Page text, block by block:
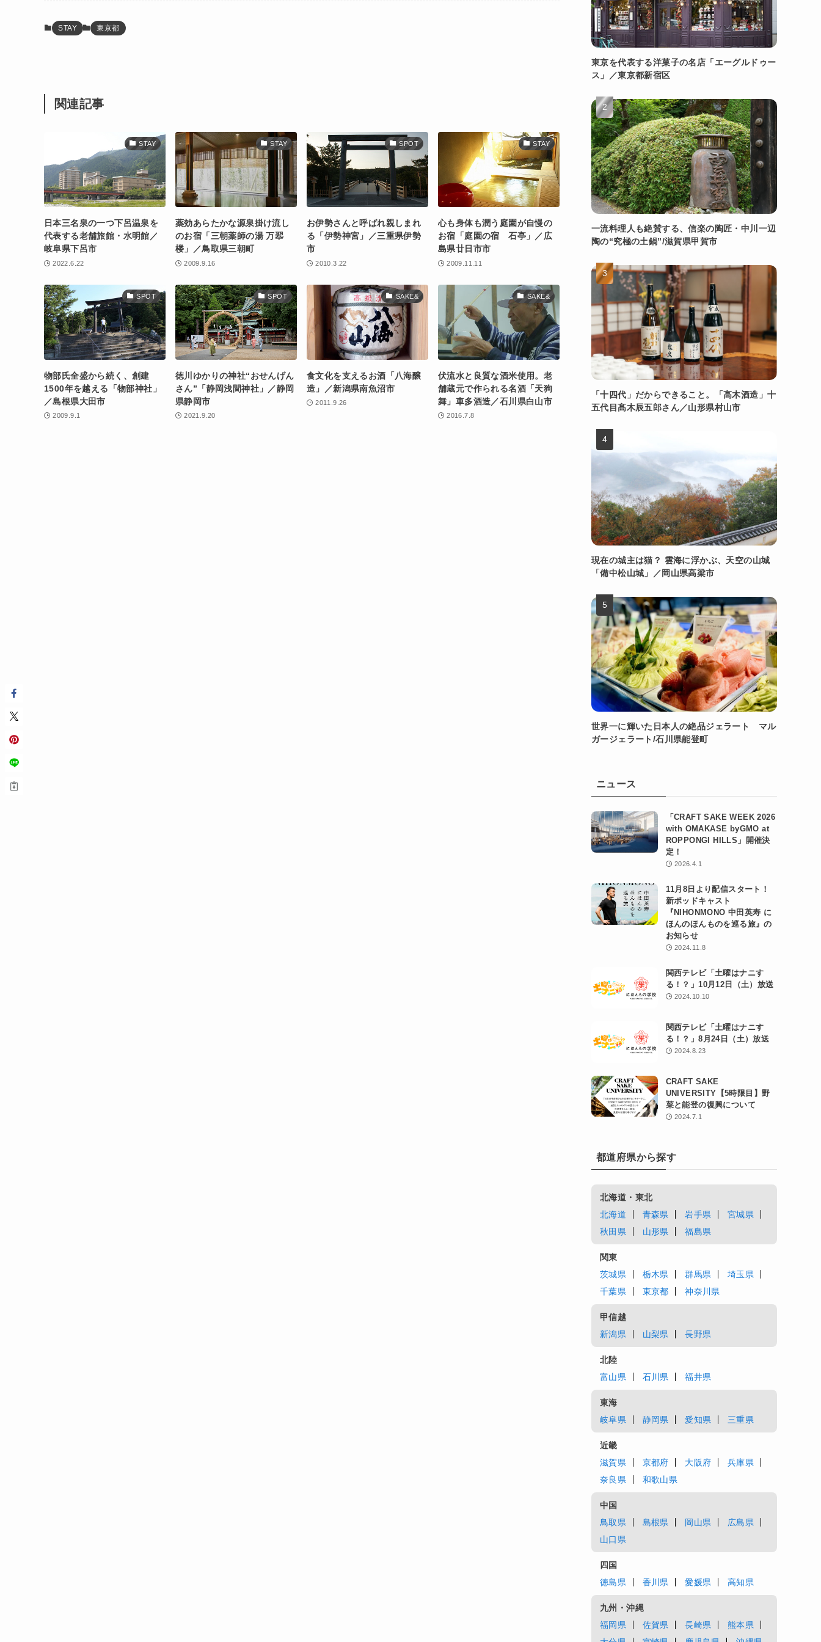
STAY 東京都
関連記事
STAY
日本三名泉の一つ下呂温泉を
代表する老舗旅館・水明館／
岐阜県下呂市
2022.6.22
STAY
薬効あらたかな源泉掛け流し
のお宿「三朝薬師の湯 万翆
楼」／鳥取県三朝町
2009.9.16
SPOT
お伊勢さんと呼ばれ親しまれ
る「伊勢神宮」／三重県伊勢
市
2010.3.22
STAY
心も身体も潤う庭園が自慢の
お宿「庭園の宿 石亭」／広
島県廿日市市
2009.11.11
SPOT
物部氏全盛から続く、創建
1500年を越える「物部神社」
／島根県大田市
2009.9.1
SPOT
徳川ゆかりの神社“おせんげん
さん”「静岡浅間神社」／静岡
県静岡市
2021.9.20
SAKE&
食文化を支えるお酒「八海醸
造」／新潟県南魚沼市
2011.9.26
SAKE&
伏流水と良質な酒米使用。老
舗蔵元で作られる名酒「天狗
舞」車多酒造／石川県白山市
2016.7.8
東京を代表する洋菓子の名店「エーグルドゥー
ス」／東京都新宿区
一流料理人も絶賛する、信楽の陶匠・中川一辺
陶の“究極の土鍋”/滋賀県甲賀市
「十四代」だからできること。「高木酒造」十
五代目髙木辰五郎さん／山形県村山市
現在の城主は猫？ 雲海に浮かぶ、天空の山城
「備中松山城」／岡山県高梁市
世界一に輝いた日本人の絶品ジェラート マル
ガージェラート/石川県能登町
ニュース
「CRAFT SAKE WEEK 2026
with OMAKASE byGMO at
ROPPONGI HILLS」開催決
定！
2026.4.1
11月8日より配信スタート！
新ポッドキャスト
『NIHONMONO 中田英寿 に
ほんのほんものを巡る旅』の
お知らせ
2024.11.8
関西テレビ「土曜はナニす
る！？」10月12日（土）放送
2024.10.10
関西テレビ「土曜はナニす
る！？」8月24日（土）放送
2024.8.23
CRAFT SAKE
UNIVERSITY【5時限目】野
菜と能登の復興について
2024.7.1
都道府県から探す
北海道・東北
北海道
青森県 岩手県
宮城県
秋田県
山形県 福島県
関東
茨城県
栃木県 群馬県
埼玉県
千葉県
東京都 神奈川県
甲信越
新潟県
山梨県 長野県
北陸
富山県
石川県 福井県
東海
岐阜県
静岡県 愛知県 三重県
近畿
滋賀県
京都府 大阪府
兵庫県
奈良県
和歌山県
中国
鳥取県
島根県 岡山県
広島県
山口県
四国
徳島県
香川県 愛媛県 高知県
九州・沖縄
福岡県
佐賀県 長崎県
熊本県